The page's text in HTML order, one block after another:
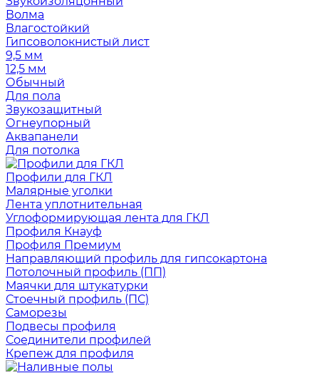
Волма
Влагостойкий
Гипсоволокнистый лист
9,5 мм
12,5 мм
Обычный
Для пола
Звукозащитный
Огнеупорный
Аквапанели
Для потолка
Профили для ГКЛ
Малярные уголки
Лента уплотнительная
Углоформирующая лента для ГКЛ
Профиля Кнауф
Профиля Премиум
Направляющий профиль для гипсокартона
Потолочный профиль (ПП)
Маячки для штукатурки
Стоечный профиль (ПС)
Саморезы
Подвесы профиля
Соединители профилей
Крепеж для профиля